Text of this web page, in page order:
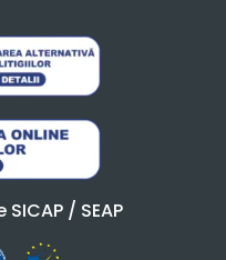
/ SEAP